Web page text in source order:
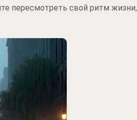
пересмотреть свой ритм жизни,